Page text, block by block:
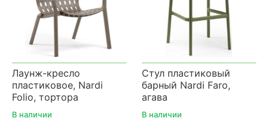
Лаунж-кресло
пластиковое, Nardi
Folio, тортора
В наличии
Стул пластиковый
барный Nardi Faro,
агава
В наличии